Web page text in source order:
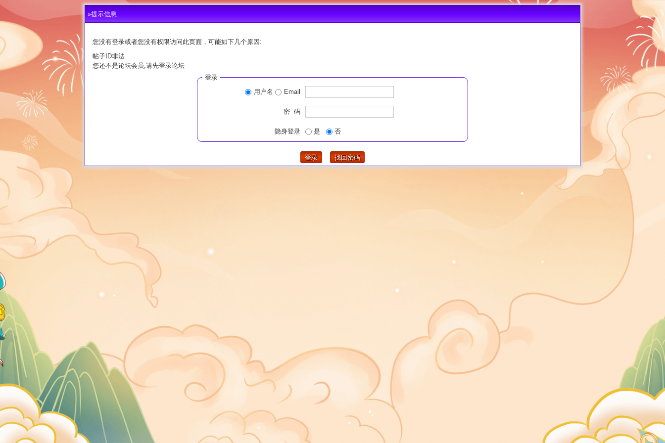
»提示信息
您没有登录或者您没有权限访问此页面，可能如下几个原因:
帖子ID非法
您还不是论坛会员,请先登录论坛
登录
用户名
Email
密 码
隐身登录 是 否